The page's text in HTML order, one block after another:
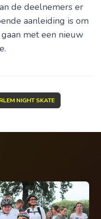
de deelnemers er
aanleiding is om
met een nieuw
NIGHT SKATE